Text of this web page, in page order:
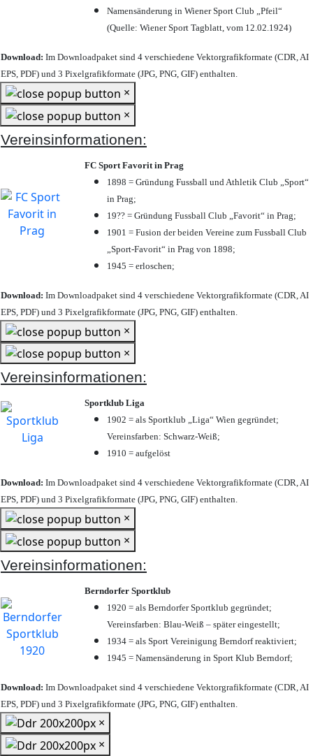
Namensänderung in Wiener Sport Club „Pfeil“
(Quelle: Wiener Sport Tagblatt, vom 12.02.1924)
Download: Im Downloadpaket sind 4 verschiedene Vektorgrafikformate (CDR, AI
EPS, PDF) und 3 Pixelgrafikformate (JPG, PNG, GIF) enthalten.
×
×
Vereinsinformationen:
FC Sport Favorit in Prag
1898 = Gründung Fussball und Athletik Club „Sport“
in Prag;
19?? = Gründung Fussball Club „Favorit“ in Prag;
1901 = Fusion der beiden Vereine zum Fussball Club
„Sport-Favorit“ in Prag von 1898;
1945 = erloschen;
Download: Im Downloadpaket sind 4 verschiedene Vektorgrafikformate (CDR, AI
EPS, PDF) und 3 Pixelgrafikformate (JPG, PNG, GIF) enthalten.
×
×
Vereinsinformationen:
Sportklub Liga
1902 = als Sportklub „Liga“ Wien gegründet;
Vereinsfarben: Schwarz-Weiß;
1910 = aufgelöst
Download: Im Downloadpaket sind 4 verschiedene Vektorgrafikformate (CDR, AI
EPS, PDF) und 3 Pixelgrafikformate (JPG, PNG, GIF) enthalten.
×
×
Vereinsinformationen:
Berndorfer Sportklub
1920 = als Berndorfer Sportklub gegründet;
Vereinsfarben: Blau-Weiß – später eingestellt;
1934 = als Sport Vereinigung Berndorf reaktiviert;
1945 = Namensänderung in Sport Klub Berndorf;
Download: Im Downloadpaket sind 4 verschiedene Vektorgrafikformate (CDR, AI
EPS, PDF) und 3 Pixelgrafikformate (JPG, PNG, GIF) enthalten.
×
×